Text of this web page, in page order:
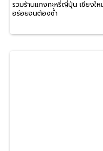
รวมร้านแกงกะหรี่ญี่ปุ่น เชียงให
อร่อยจนต้องซ้ำ